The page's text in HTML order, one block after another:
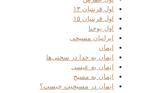
اول قرنتیان ۱۳
اول قرنتیان ۱۵
اول یوحنا
ایرانیان مسیحی
ایمان
ایمان به خدا در سختی‌ها
ایمان به عیسی
ایمان به مسیح
ایمان در مسیحیت چیست؟